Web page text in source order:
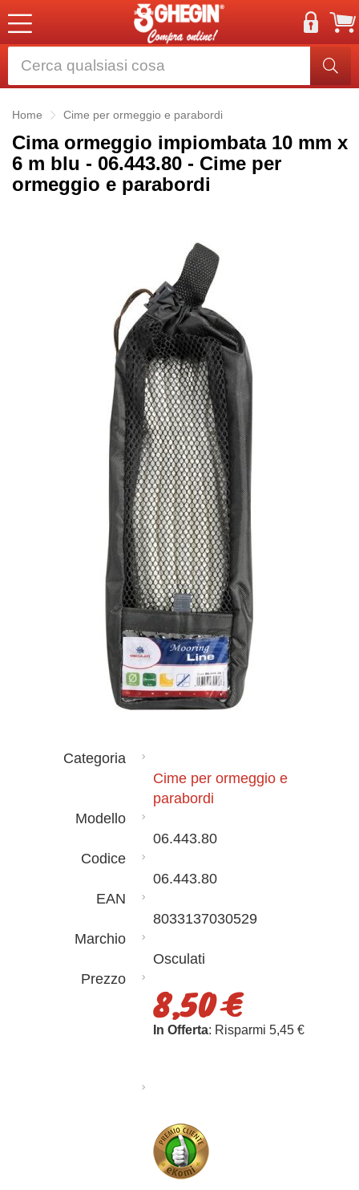
Home Cime per ormeggio e parabordi
Cima ormeggio impiombata 10 mm x
6 m blu - 06.443.80 - Cime per
ormeggio e parabordi
Categoria
Cime per ormeggio e
parabordi
Modello
06.443.80
Codice
06.443.80
EAN
8033137030529
Marchio
Osculati
Prezzo
8,50 €
In Offerta: Risparmi 5,45 €